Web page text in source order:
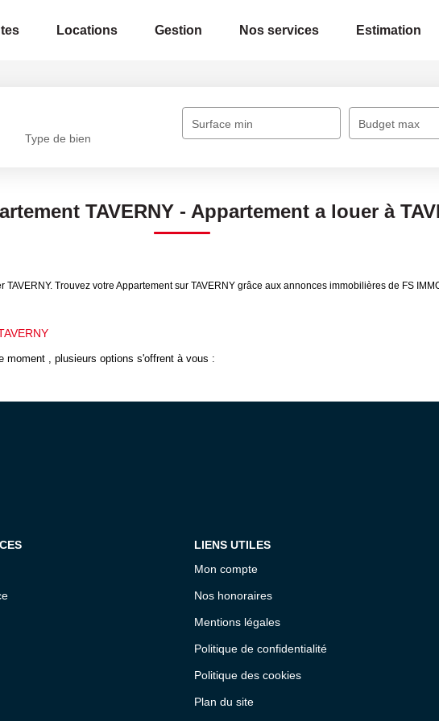
Locations Gestion Nos services Estimation
Type de bien
Surface min Budget max
TAVERNY - Appartement a louer à
Trouvez votre Appartement sur TAVERNY grâce aux annonces immobilières de FS
moment , plusieurs options s'offrent à vous :
LIENS UTILES
Mon compte
Nos honoraires
Mentions légales
Politique de confidentialité
Politique des cookies
Plan du site